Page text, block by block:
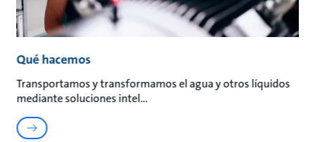
Qué hacemos
Transportamos y transformamos el agua y otros líquidos
mediante soluciones intel